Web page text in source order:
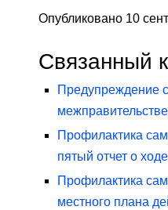
Опубликовано 10
Связанный
Предупреждение
Профилактика
пятый отчет о
Профилактика
местного плана